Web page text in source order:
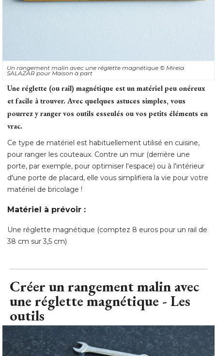
pourrez y ranger vos outils esseulés ou vos petits éléments en
Ce type de matériel est habituellement utilisé en cuisine,
pour ranger les couteaux. Contre un mur (derrière une
porte, par exemple, pour optimiser l'espace) ou à l'intérieur
d'une porte de placard, elle vous simplifiera la vie pour votre
matériel de bricolage !
Matériel à prévoir :
Une réglette magnétique (comptez 8 euros pour un rail de
38 cm sur 3,5 cm)
Créer un rangement malin avec
outils